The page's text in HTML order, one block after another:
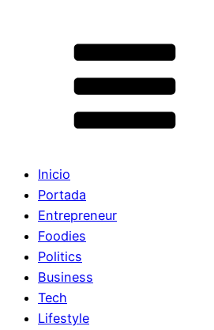
Inicio
Portada
Entrepreneur
Foodies
Politics
Business
Tech
Lifestyle